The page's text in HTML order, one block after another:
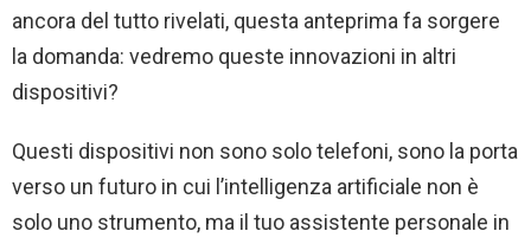
ancora del tutto rivelati, questa anteprima fa sorgere
la domanda: vedremo queste innovazioni in altri
dispositivi?
Questi dispositivi non sono solo telefoni, sono la porta
verso un futuro in cui l’intelligenza artificiale non è
solo uno strumento, ma il tuo assistente personale in